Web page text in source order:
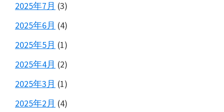
2025年7月 (3)
2025年6月 (4)
2025年5月 (1)
2025年4月 (2)
2025年3月 (1)
2025年2月 (4)